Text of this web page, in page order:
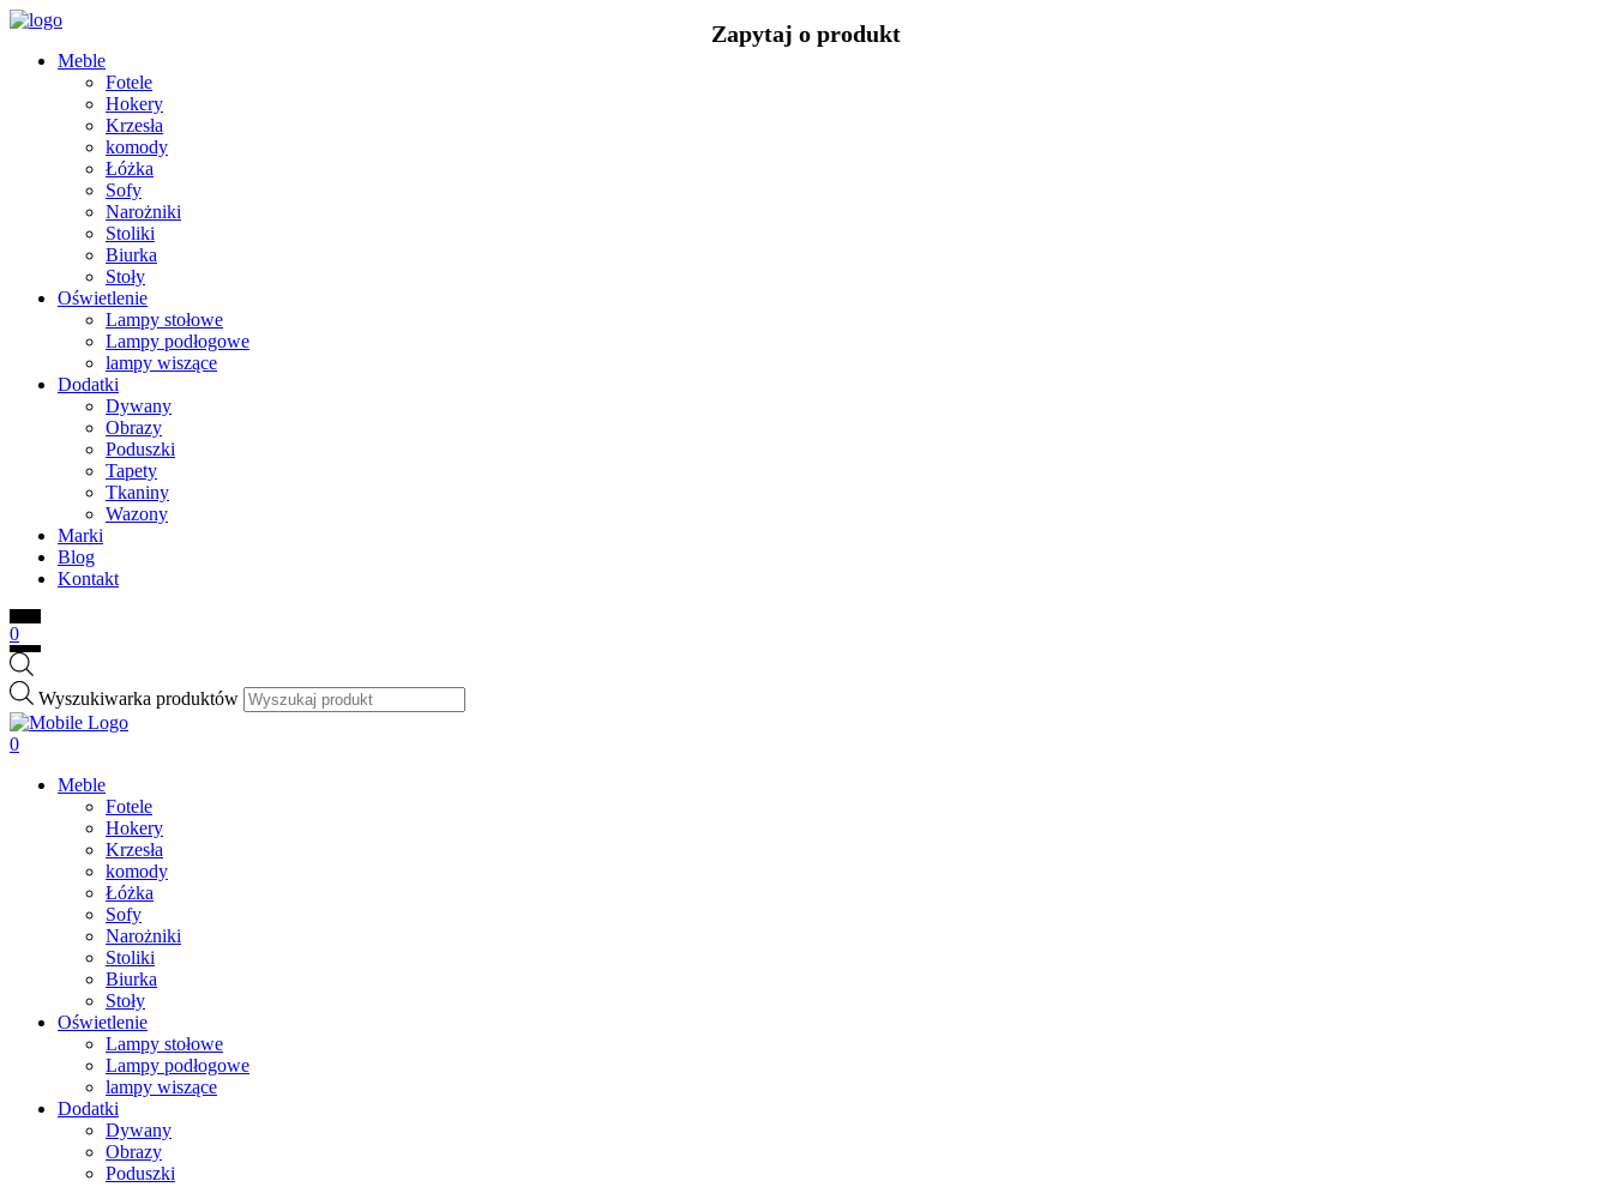
Meble
Fotele
Hokery
Krzesła
komody
Łóżka
Sofy
Narożniki
Stoliki
Biurka
Stoły
Oświetlenie
Lampy stołowe
Lampy podłogowe
lampy wiszące
Dodatki
Dywany
Obrazy
Poduszki
Tapety
Tkaniny
Wazony
Marki
Blog
Kontakt
0
Wyszukiwarka produktów
0
Meble
Fotele
Hokery
Krzesła
komody
Łóżka
Sofy
Narożniki
Stoliki
Biurka
Stoły
Oświetlenie
Lampy stołowe
Lampy podłogowe
lampy wiszące
Dodatki
Dywany
Obrazy
Poduszki